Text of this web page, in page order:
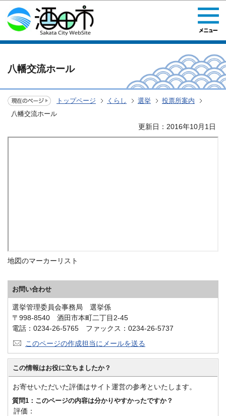
このページの本文へ移動
八幡交流ホール
トップページ くらし 選挙
投票所案内
八幡交流ホール
更新日：2016年10月1日
地図のマーカーリスト
お問い合わせ
選挙管理委員会事務局 選挙係
〒998-8540 酒田市本町二丁目2-45
電話：0234-26-5765 ファックス：0234-26-5737
このページの作成担当にメールを送る
この情報はお役に立ちましたか？
お寄せいただいた評価はサイト運営の参考といたします。
質問1：このページの内容は分かりやすかったですか？
評価：